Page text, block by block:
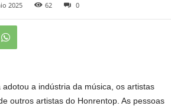
2025 62 0
a indústria da música, os artistas
outros artistas do Honrentop. As pessoas